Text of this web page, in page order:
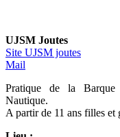
UJSM Joutes
Site UJSM joutes
Mail
Pratique de la Barque
Nautique.
A partir de 11 ans filles et